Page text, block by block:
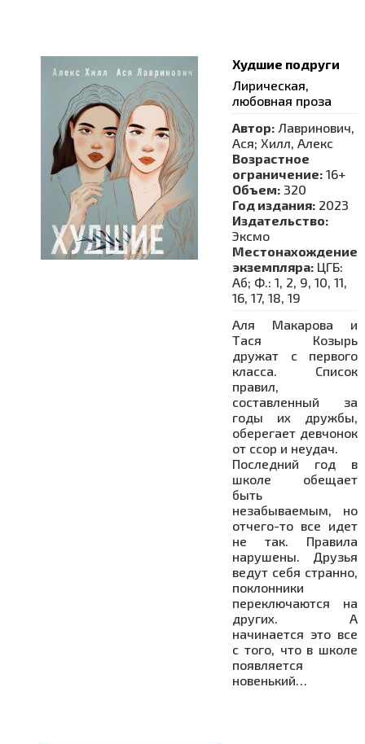
Худшие подруги
Лирическая,
любовная проза
Автор: Лавринович,
Ася; Хилл, Алекс
Возрастное
ограничение: 16+
Объем: 320
Год издания: 2023
Издательство:
Эксмо
Местонахождение
экземпляра: ЦГБ:
Аб; Ф.: 1, 2, 9, 10, 11,
16, 17, 18, 19
Аля Макарова и
Тася Козырь
дружат с первого
класса. Список
правил,
составленный за
годы их дружбы,
оберегает девчонок
от ссор и неудач.
Последний год в
школе обещает
быть
незабываемым, но
отчего-то все идет
не так. Правила
нарушены. Друзья
ведут себя странно,
поклонники
переключаются на
других. А
начинается это все
с того, что в школе
появляется
новенький…